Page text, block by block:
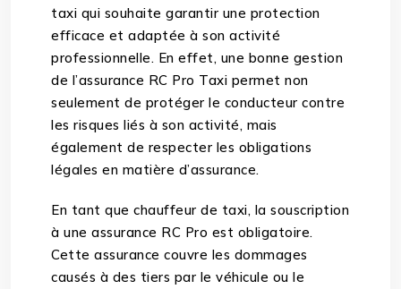
taxi qui souhaite garantir une protection
efficace et adaptée à son activité
professionnelle. En effet, une bonne gestion
de l’assurance RC Pro Taxi permet non
seulement de protéger le conducteur contre
les risques liés à son activité, mais
également de respecter les obligations
légales en matière d’assurance.
En tant que chauffeur de taxi, la souscription
à une assurance RC Pro est obligatoire.
Cette assurance couvre les dommages
causés à des tiers par le véhicule ou le